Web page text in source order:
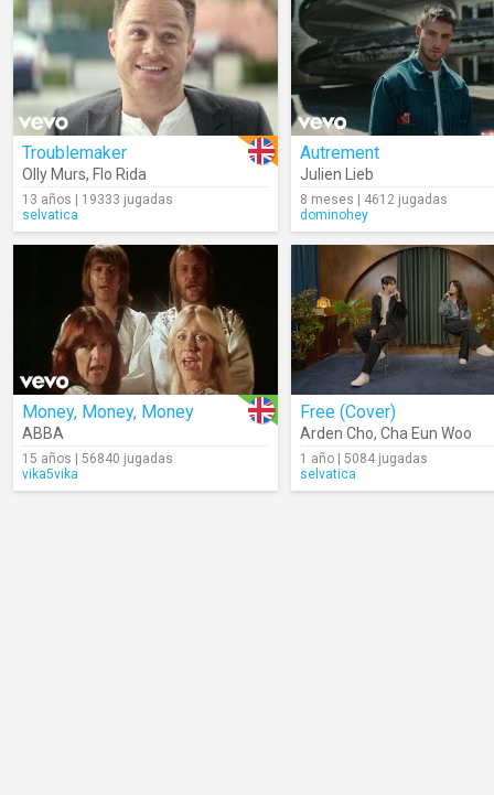
Troublemaker
Olly Murs, Flo Rida
13 años | 19333 jugadas
selvatica
Autrement
Julien Lieb
8 meses | 4612 jugadas
dominohey
Money, Money, Money
ABBA
15 años | 56840 jugadas
vika5vika
Free (Cover)
Arden Cho, Cha Eun Woo
1 año | 5084 jugadas
selvatica